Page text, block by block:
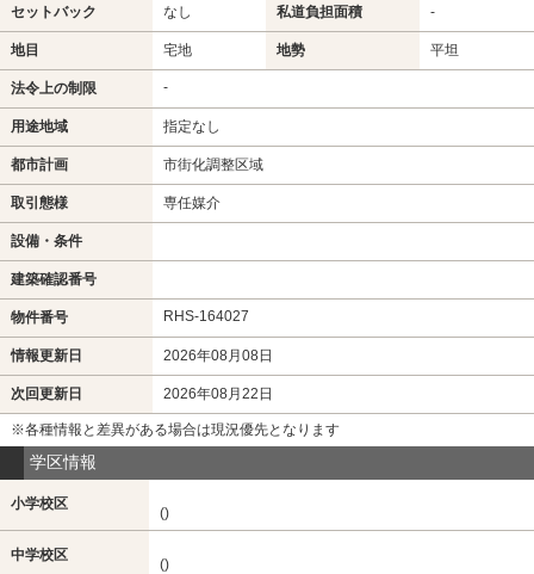
セットバック なし 私道負担面積 -
地目 宅地 地勢 平坦
法令上の制限 -
用途地域 指定なし
都市計画 市街化調整区域
取引態様 専任媒介
設備・条件
建築確認番号
物件番号 RHS-164027
情報更新日 2026年08月08日
次回更新日 2026年08月22日
※各種情報と差異がある場合は現況優先となります
学区情報
小学校区
()
中学校区
()